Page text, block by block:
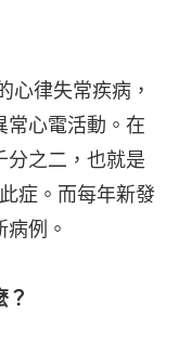
心律失常疾病，
常心電活動。在
分之二，也就是
症。而每年新發
例。
？